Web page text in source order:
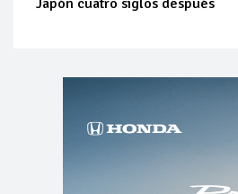
Japón cuatro siglos después